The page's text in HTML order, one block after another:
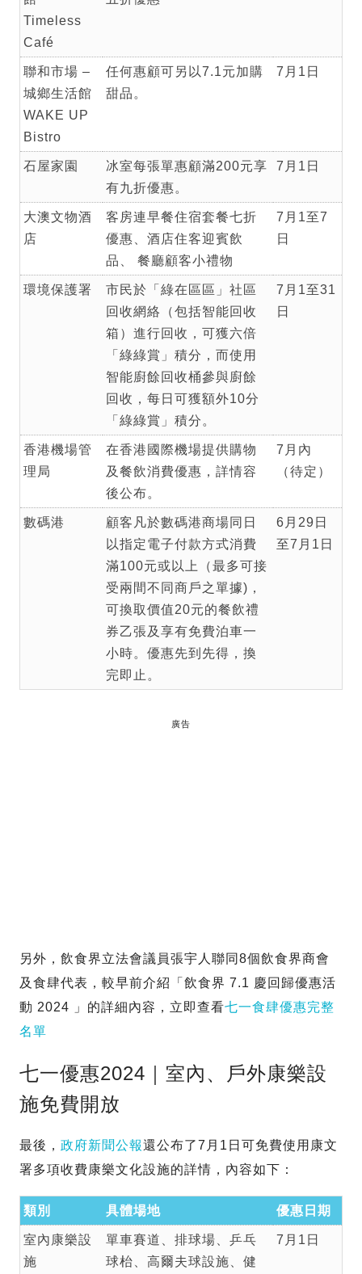
Timeless
Café
聯和市場 –
城鄉生活館
WAKE UP
Bistro
任何惠顧可另以7.1元加購
甜品。
7月1日
石屋家園
冰室每張單惠顧滿200元享
有九折優惠。
7月1日
大澳文物酒
店
客房連早餐住宿套餐七折
優惠、酒店住客迎賓飲
品、 餐廳顧客小禮物
7月1至7
日
環境保護署
市民於「綠在區區」社區
回收網絡（包括智能回收
箱）進行回收，可獲六倍
「綠綠賞」積分，而使用
智能廚餘回收桶參與廚餘
回收，每日可獲額外10分
「綠綠賞」積分。
7月1至31
日
香港機場管
理局
在香港國際機場提供購物
及餐飲消費優惠，詳情容
後公布。
7月內
（待定）
數碼港
顧客凡於數碼港商場同日
以指定電子付款方式消費
滿100元或以上（最多可接
受兩間不同商戶之單據)，
可換取價值20元的餐飲禮
券乙張及享有免費泊車一
小時。優惠先到先得，換
完即止。
6月29日
至7月1日
廣告
另外，飲食界立法會議員張宇人聯同8個飲食界商會
及食肆代表，較早前介紹「飲食界 7.1 慶回歸優惠活
動 2024 」的詳細內容，立即查看七一食肆優惠完整
名單
七一優惠2024｜室內、戶外康樂設
施免費開放
最後， 政府新聞公報還公布了7月1日可免費使用康文
署多項收費康樂文化設施的詳情，內容如下：
類別 具體場地 優惠日期
室內康樂設
施
單車賽道、排球場、乒乓
球枱、高爾夫球設施、健
7月1日